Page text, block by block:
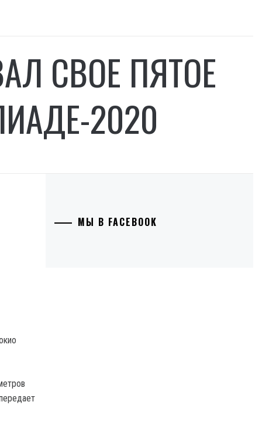
СВОЕ ПЯТОЕ
2020
МЫ В FACEBOOK